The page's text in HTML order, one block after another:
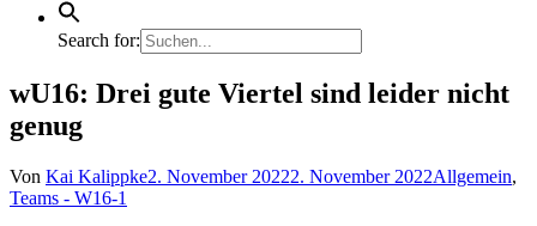
Search for:
wU16: Drei gute Viertel sind leider nicht
genug
Von Kai Kalippke2. November 20222. November 2022Allgemein,
Teams - W16-1